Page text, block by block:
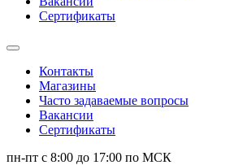
Сертификаты
Контакты
Магазины
Часто задаваемые вопросы
Вакансии
Сертификаты
пн-пт c 8:00 до 17:00 по МСК